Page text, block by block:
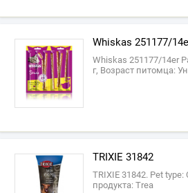
‎Whiskas 251177/
‎Whiskas 251177/14er
г, Возраст питомца:
TRIXIE 31842
TRIXIE 31842. Pet
продукта: Trea